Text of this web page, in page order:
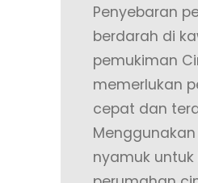
Penyebaran
berdarah di
pemukiman
memerlukan
cepat dan
nyamuk untuk